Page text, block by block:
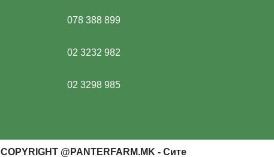
078 388 899
02 3232 982
02 3298 985
COPYRIGHT @PANTERFARM.MK - Сите